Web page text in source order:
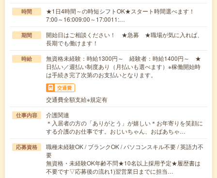
時間
★1日4時間～の時短シフトOK★スタート時間選べます！
7:00～16:009:00～17:0011:…
期間
開始日はご相談ください！ ★急募 ★職場が気に入れば、
長期でも働けます！
時給
無資格未経験：時給1300円～ 経験者：時給1400円～ ★
日払い／週払い制度あり（月払いも選べます）※稼働開始時
は手続き完了次第のお支払いとなります。
交通費
交通費全額支給※規定有
仕事内容
介護関連
＊入居者の方の「ありがとう」が嬉しい＊お年寄りを笑顔に
する介護のお仕事です。おじいちゃん、おばあちゃ…
応募資格
職種未経験OK / ブランクOK / パソコンスキル不要 / 英語力不
要
無資格・未経験OK年齢不問★10名以上採用予定★履歴書は
不要です▽応募後の流れ1)翌営業日までに担当…